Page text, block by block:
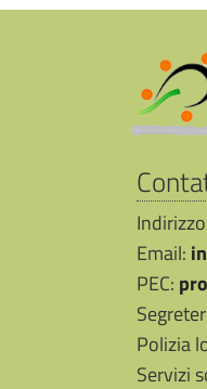
Email:
PEC:
Polizia
Servizi